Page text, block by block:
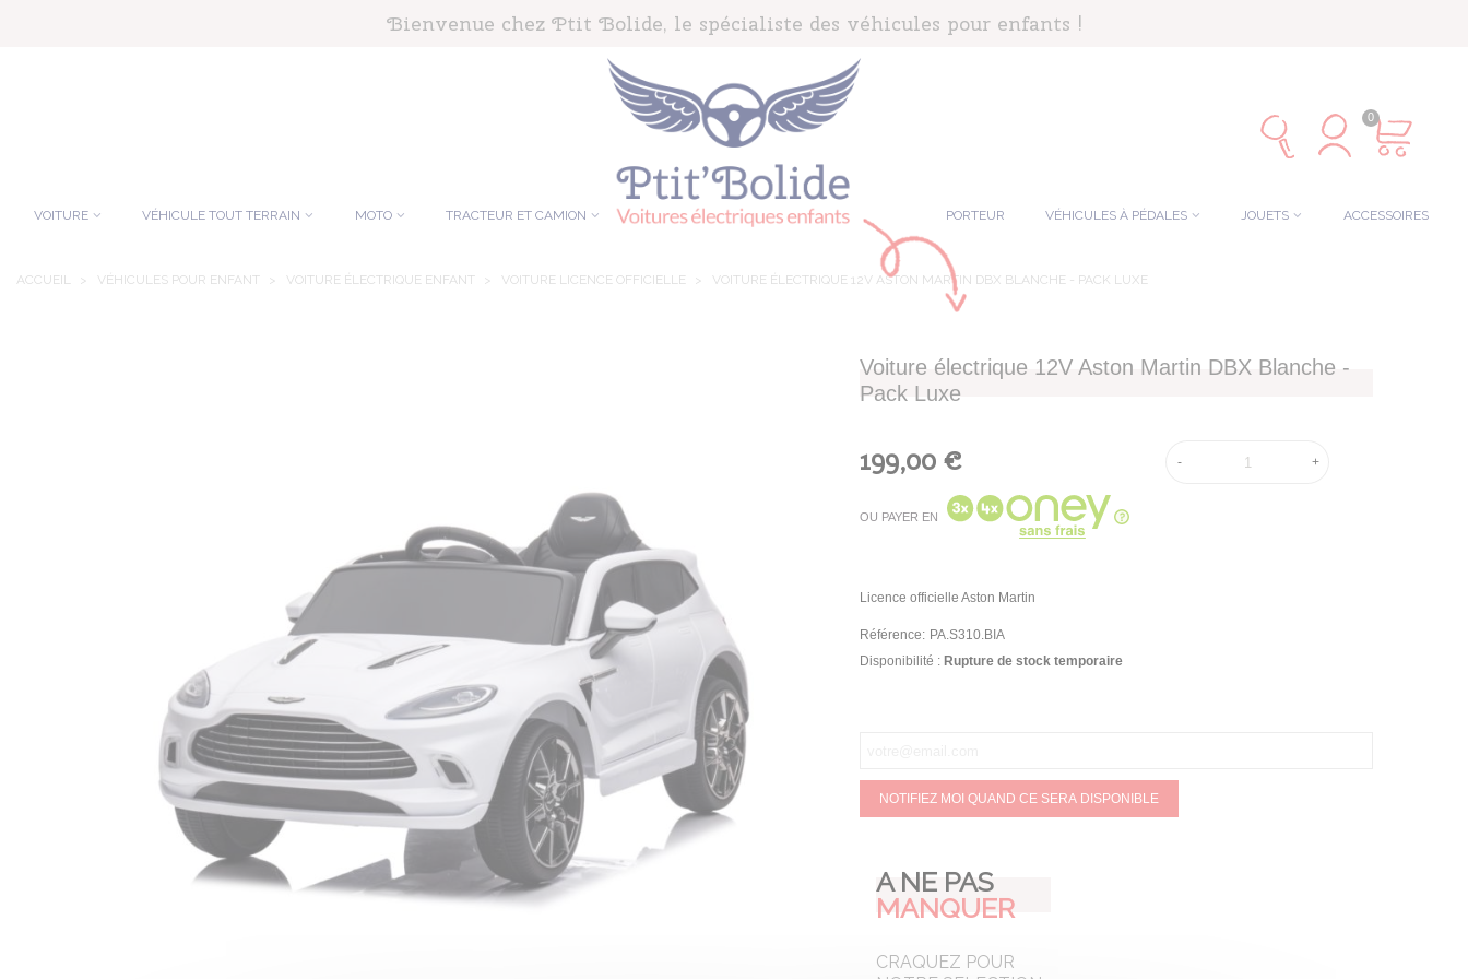
Bienvenue chez Ptit Bolide, le spécialiste des véhicules pour enfants !
0
VOITURE VÉHICULE TOUT TERRAIN MOTO TRACTEUR ET CAMION PORTEUR VÉHICULES À PÉDALES JOUETS ACCESSOIRES
ACCUEIL > VÉHICULES POUR ENFANT > VOITURE ÉLECTRIQUE ENFANT > VOITURE LICENCE OFFICIELLE > VOITURE ÉLECTRIQUE 12V ASTON MARTIN DBX BLANCHE - PACK LUXE
Voiture électrique 12V Aston Martin DBX Blanche -
Pack Luxe
199,00 €
OU PAYER EN
- +
Licence officielle Aston Martin
Référence: PA.S310.BIA
Disponibilité : Rupture de stock temporaire
NOTIFIEZ MOI QUAND CE SERA DISPONIBLE
A NE PAS
MANQUER
CRAQUEZ POUR